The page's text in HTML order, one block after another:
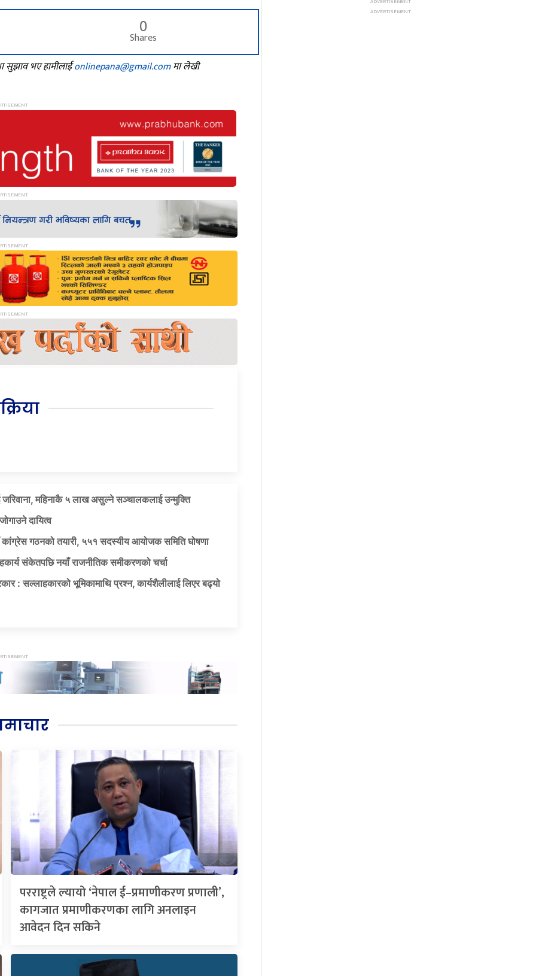
0
Shares
सुझाव भए हामीलाईonlinepana@gmail.comमा लेखी
महिनाकै ५ लाख असुल्ने सञ्चालकलाई उन्मुक्ति
दायित्व
गठनको तयारी, ५५१ सदस्यीय आयोजक समिति घोषणा
संकेतपछि नयाँ राजनीतिक समीकरणको चर्चा
: सल्लाहकारको भूमिकामाथि प्रश्न, कार्यशैलीलाई लिएर बढ्यो
परराष्ट्रले ल्यायो ‘नेपाल ई–प्रमाणीकरण प्रणाली’,
कागजात प्रमाणीकरणका लागि अनलाइन
आवेदन दिन सकिने